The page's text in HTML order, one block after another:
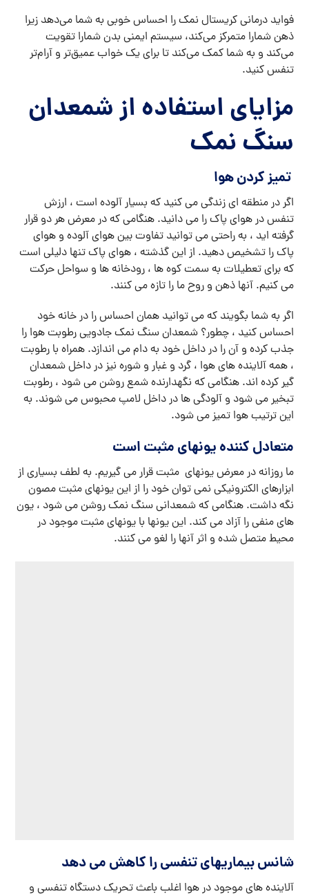
فواید درمانی کریستال نمک را احساس خوبی به شما می‌دهد زیرا
ذهن شمارا متمرکز می‌کند، سیستم ایمنی بدن شمارا تقویت
می‌کند و به شما کمک می‌کند تا برای یک خواب عمیق‌تر و آرام‌تر
تنفس کنید.
مزایای استفاده از شمعدان
سنگ نمک
تمیز کردن هوا
اگر در منطقه ای زندگی می کنید که بسیار آلوده است ، ارزش
تنفس در هوای پاک را می دانید. هنگامی که در معرض هر دو قرار
گرفته اید ، به راحتی می توانید تفاوت بین هوای آلوده و هوای
پاک را تشخیص دهید. از این گذشته ، هوای پاک تنها دلیلی است
که برای تعطیلات به سمت کوه ها ، رودخانه ها و سواحل حرکت
می کنیم. آنها ذهن و روح ما را تازه می کنند.
اگر به شما بگویند که می توانید همان احساس را در خانه خود
احساس کنید ، چطور؟ شمعدان سنگ نمک جادویی رطوبت هوا را
جذب کرده و آن را در داخل خود به دام می اندازد. همراه با رطوبت
، همه آلاینده های هوا ، گرد و غبار و شوره نیز در داخل شمعدان
گیر کرده اند. هنگامی که نگهدارنده شمع روشن می شود ، رطوبت
تبخیر می شود و آلودگی ها در داخل لامپ محبوس می شوند. به
این ترتیب هوا تمیز می شود.
متعادل کننده یونهای مثبت است
ما روزانه در معرض یونهای مثبت قرار می گیریم. به لطف بسیاری از
ابزارهای الکترونیکی نمی توان خود را از این یونهای مثبت مصون
نگه داشت. هنگامی که شمعدانی سنگ نمک روشن می شود ، یون
های منفی را آزاد می کند. این یونها با یونهای مثبت موجود در
محیط متصل شده و اثر آنها را لغو می کنند.
شانس بیماریهای تنفسی را کاهش می دهد
آلاینده های موجود در هوا اغلب باعث تحریک دستگاه تنفسی و